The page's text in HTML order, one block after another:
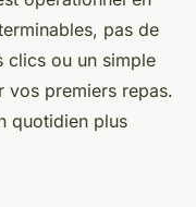
pas de
clics ou un simple
vos premiers repas.
quotidien plus